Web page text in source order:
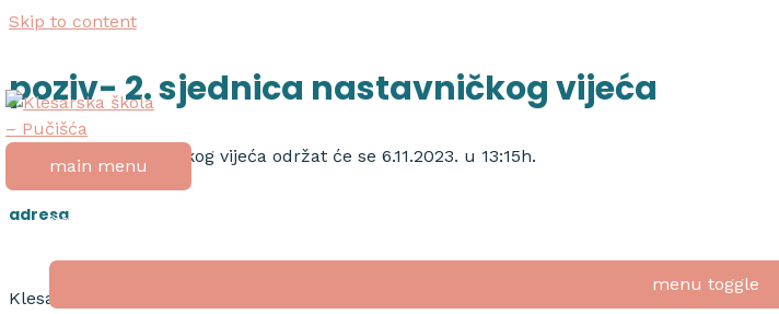
Skip to content
main menu
početna
menu toggle
poziv- 2. sjednica nastavničkog vijeća
2. sjednica Nastavničkog vijeća održat će se 6.11.2023. u 13:15h.
adresa
Klesarska škola